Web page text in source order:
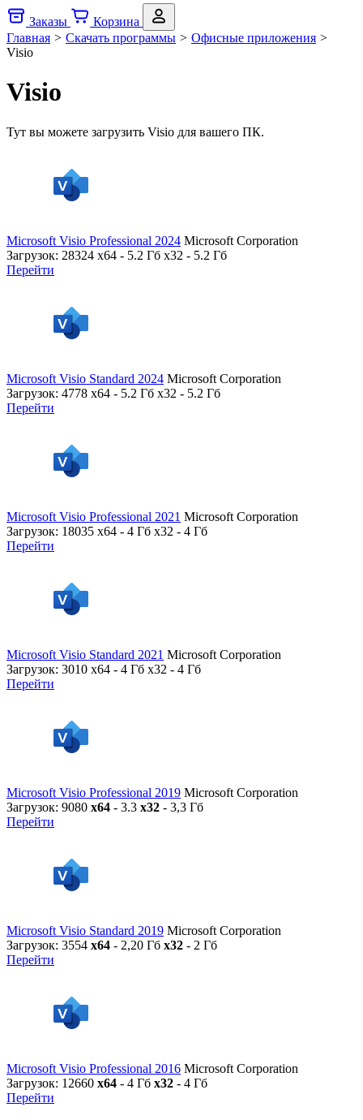
Заказы
Корзина
Главная > Скачать программы > Офисные приложения >
Visio
Visio
Тут вы можете загрузить Visio для вашего ПК.
Microsoft Visio Professional 2024 Microsoft Corporation
Загрузок: 28324 x64 - 5.2 Гб x32 - 5.2 Гб
Перейти
Microsoft Visio Standard 2024 Microsoft Corporation
Загрузок: 4778 x64 - 5.2 Гб x32 - 5.2 Гб
Перейти
Microsoft Visio Professional 2021 Microsoft Corporation
Загрузок: 18035 x64 - 4 Гб x32 - 4 Гб
Перейти
Microsoft Visio Standard 2021 Microsoft Corporation
Загрузок: 3010 x64 - 4 Гб x32 - 4 Гб
Перейти
Microsoft Visio Professional 2019 Microsoft Corporation
Загрузок: 9080 x64 - 3.3 x32 - 3,3 Гб
Перейти
Microsoft Visio Standard 2019 Microsoft Corporation
Загрузок: 3554 x64 - 2,20 Гб x32 - 2 Гб
Перейти
Microsoft Visio Professional 2016 Microsoft Corporation
Загрузок: 12660 x64 - 4 Гб x32 - 4 Гб
Перейти